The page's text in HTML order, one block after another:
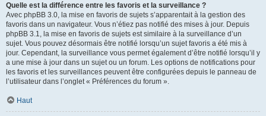
Quelle est la différence entre les favoris et la surveillance ?
Avec phpBB 3.0, la mise en favoris de sujets s’apparentait à la gestion des
favoris dans un navigateur. Vous n’étiez pas notifié des mises à jour. Depuis
phpBB 3.1, la mise en favoris de sujets est similaire à la surveillance d’un
sujet. Vous pouvez désormais être notifié lorsqu’un sujet favoris a été mis à
jour. Cependant, la surveillance vous permet également d’être notifié lorsqu’il y
a une mise à jour dans un sujet ou un forum. Les options de notifications pour
les favoris et les surveillances peuvent être configurées depuis le panneau de
l’utilisateur dans l’onglet « Préférences du forum ».
Haut